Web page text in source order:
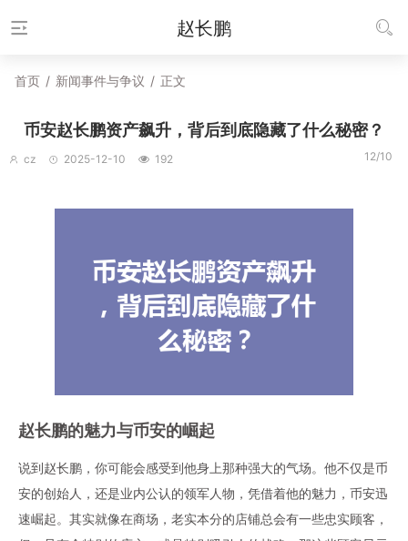
赵长鹏
首页 / 新闻事件与争议 / 正文
币安赵长鹏资产飙升，背后到底隐藏了什么秘密？
cz 2025-12-10 192 12/10
赵长鹏的魅力与币安的崛起
说到赵长鹏 ，你可能会感受到他身上那种强大的气场。他不仅是币
安的创始人，还是业内公认的领军人物，凭借着他的魅力， 币安迅
速崛起。其实就像在商场，老实本分的店铺总会有一些忠实顾客，